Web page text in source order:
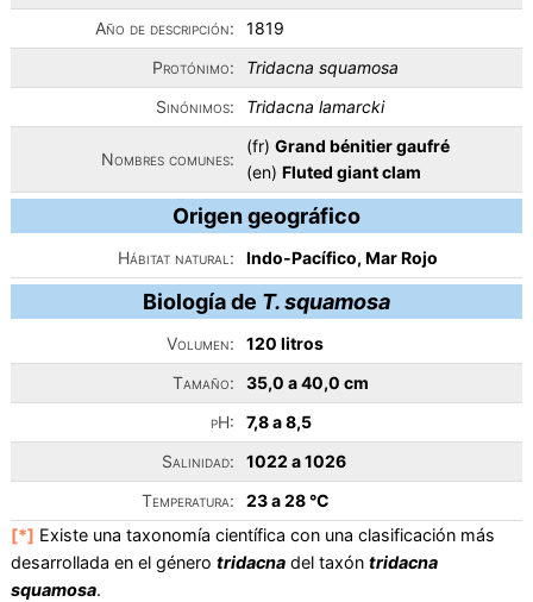
Año de descripción:
1819
Protónimo:
Tridacna squamosa
Sinónimos:
Tridacna lamarcki
Nombres comunes:
(fr) Grand bénitier gaufré
(en) Fluted giant clam
Origen geográfico
Hábitat natural: Indo-Pacífico, Mar Rojo
Biología de T. squamosa
Volumen:
120 litros
Tamaño:
35,0 a 40,0 cm
pH:
7,8 a 8,5
Salinidad:
1022 a 1026
Temperatura:
23 a 28 °C
[*] Existe una taxonomía científica con una clasificación más
desarrollada en el género tridacnadel taxón tridacna
squamosa.